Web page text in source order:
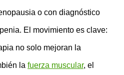
o con diagnóstico
El movimiento es clave:
no solo mejoran la
la fuerza muscular, el